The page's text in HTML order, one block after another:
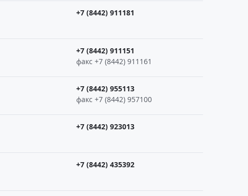
+7 (8442) 911181
+7 (8442) 911151
факс +7 (8442) 911161
+7 (8442) 955113
факс +7 (8442) 957100
+7 (8442) 923013
+7 (8442) 435392